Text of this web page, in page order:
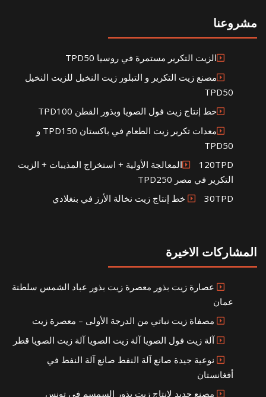
مشروعنا
الزيت التكرير مستمرة في روسيا TPD50
مصنع زيت التكرير و التبلور زيت النخيل للزيت النخيل
TPD50
خط إنتاج زيت فول الصويا وبذور القطن TPD100
معدات تكرير زيت الطعام في باكستان TPD150 و
TPD50
120TPDالمعالجة الأولية + استخراج المذيبات + الزيت
التكرير في مصر TPD250
30TPD خط إنتاج زيت نخالة الأرز في بنغلادي
المشاركات الاخيرة
عصارة زيت بذور معصرة زيت بذور عباد الشمس سلطنة
عمان
مصفاة زيت نباتي من الدرجة الأولى – معصرة زيت
آلة زيت فول الصويا آلة زيت الصويا آلة زيت الصويا قطر
نوعية جيدة صانع آلة النفط صانع آلة النفط في
أفغانستان
مصنع جديد لإنتاج زيت بذور السمسم في تونس